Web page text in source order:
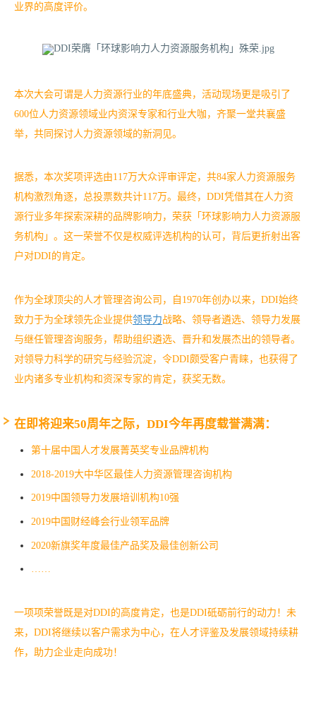
业界的高度评价。
本次大会可谓是人力资源行业的年底盛典，活动现场更是吸引了
600位人力资源领域业内资深专家和行业大咖，齐聚一堂共襄盛
举，共同探讨人力资源领域的新洞见。
据悉，本次奖项评选由117万大众评审评定，共84家人力资源服务
机构激烈角逐，总投票数共计117万。最终，DDI凭借其在人力资
源行业多年探索深耕的品牌影响力，荣获「环球影响力人力资源服
务机构」。这一荣誉不仅是权威评选机构的认可，背后更折射出客
户对DDI的肯定。
作为全球顶尖的人才管理咨询公司，自1970年创办以来，DDI始终
致力于为全球领先企业提供领导力战略、领导者遴选、领导力发展
与继任管理咨询服务，帮助组织遴选、晋升和发展杰出的领导者。
对领导力科学的研究与经验沉淀，令DDI颇受客户青睐，也获得了
业内诸多专业机构和资深专家的肯定，获奖无数。
在即将迎来50周年之际，DDI今年再度载誉满满：
第十届中国人才发展菁英奖专业品牌机构
2018-2019大中华区最佳人力资源管理咨询机构
2019中国领导力发展培训机构10强
2019中国财经峰会行业领军品牌
2020新旗奖年度最佳产品奖及最佳创新公司
……
一项项荣誉既是对DDI的高度肯定，也是DDI砥砺前行的动力！未
来，DDI将继续以客户需求为中心，在人才评鉴及发展领域持续耕
作，助力企业走向成功！